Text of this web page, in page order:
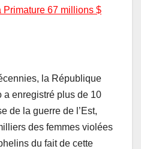
Primature 67 millions $
la République
a enregistré plus de 10
de la guerre de l’Est,
des femmes violées
du fait de cette